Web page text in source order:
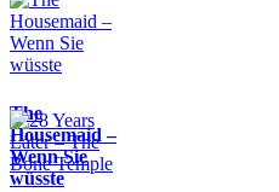
The
Housemaid –
Wenn Sie
wüsste